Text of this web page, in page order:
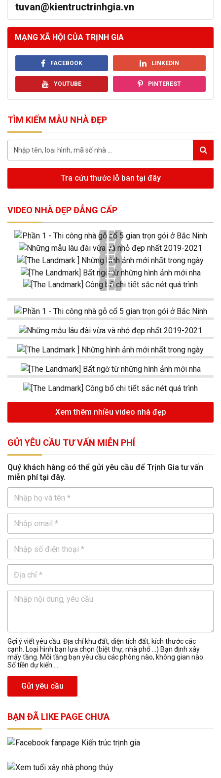
tuvan@kientructrinhgia.vn
MẠNG XÃ HỘI CỦA TRỊNH GIA
FACEBOOK LINKEDIN
YOUTUBE PINTEREST
TÌM KIẾM MẪU NHÀ ĐẸP
Tra cứu thước lỗ ban tại đây
VIDEO NHÀ ĐẸP ĐẲNG CẤP
Xem thêm nhiều video nhà đẹp
GỬI YÊU CẦU TƯ VẤN MIỄN PHÍ
Quý khách hàng có thể gửi yêu cầu để Trịnh Gia tư vấn
miễn phí tại đây.
Gợi ý viết yêu cầu: Địa chỉ khu đất, diện tích đất, kích thước các
cạnh. Loại hình bạn lựa chọn (biệt thự, nhà phố …) Bạn định xây
mấy tầng. Mỗi tầng bạn yêu cầu các phòng nào, không gian nào.
Số tiền dự kiến ...
Gửi yêu cầu
BẠN ĐÃ LIKE PAGE CHƯA